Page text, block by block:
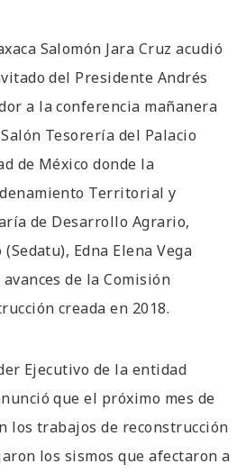
Salomón Jara Cruz acudió
del Presidente Andrés
a la conferencia mañanera
Tesorería del Palacio
de México donde la
Territorial y
de Desarrollo Agrario,
Edna Elena Vega
de la Comisión
creada en 2018.
Ejecutivo de la entidad
que el próximo mes de
los trabajos de reconstrucción
los sismos que afectaron a